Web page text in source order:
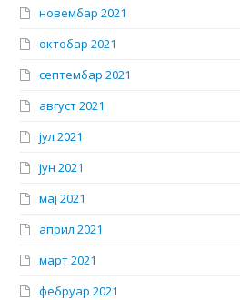
новембар 2021
октобар 2021
септембар 2021
август 2021
јул 2021
јун 2021
мај 2021
април 2021
март 2021
фебруар 2021